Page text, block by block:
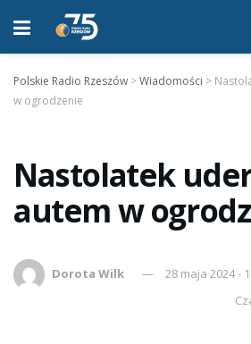
Polskie Radio Rzeszów >Wiadomości >
w ogrodzenie
Nastolatek
autem w
Dorota Wilk 28 maja 2024 -